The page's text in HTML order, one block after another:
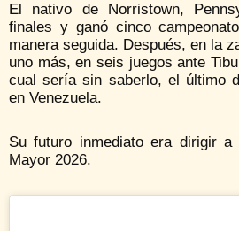
El nativo de Norristown,
finales y ganó cinco
manera seguida. Después, en la
uno más, en seis juegos ante
cual sería sin saberlo, el último
en Venezuela.
Su futuro inmediato era dirigir a
Mayor 2026.